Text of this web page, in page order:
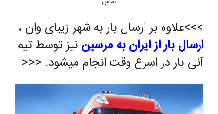
>>>علاوه بر ارسال بار به شهر زیبای وان ،
ارسال بار از ایران به مرسین نیز توسط تیم
آنی بار در اسرع وقت انجام میشود. <<<